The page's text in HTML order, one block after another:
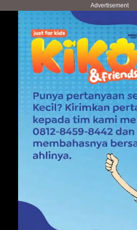
Advertisement